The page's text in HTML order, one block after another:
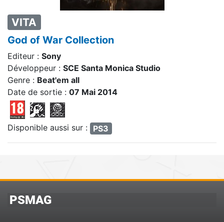
VITA
God of War Collection
Editeur : Sony
Développeur : SCE Santa Monica Studio
Genre : Beat'em all
Date de sortie : 07 Mai 2014
Disponible aussi sur : PS3
PSMAG